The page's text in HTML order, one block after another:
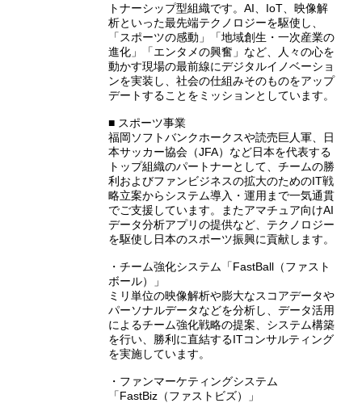
トナーシップ型組織です。AI、IoT、映像解
析といった最先端テクノロジーを駆使し、
「スポーツの感動」「地域創生・一次産業の
進化」「エンタメの興奮」など、人々の心を
動かす現場の最前線にデジタルイノベーショ
ンを実装し、社会の仕組みそのものをアップ
デートすることをミッションとしています。
■ スポーツ事業
福岡ソフトバンクホークスや読売巨人軍、日
本サッカー協会（JFA）など日本を代表する
トップ組織のパートナーとして、チームの勝
利およびファンビジネスの拡大のためのIT戦
略立案からシステム導入・運用まで一気通貫
でご支援しています。またアマチュア向けAI
データ分析アプリの提供など、テクノロジー
を駆使し日本のスポーツ振興に貢献します。
・チーム強化システム「FastBall（ファスト
ボール）」
ミリ単位の映像解析や膨大なスコアデータや
パーソナルデータなどを分析し、データ活用
によるチーム強化戦略の提案、システム構築
を行い、勝利に直結するITコンサルティング
を実施しています。
・ファンマーケティングシステム
「FastBiz（ファストビズ）」